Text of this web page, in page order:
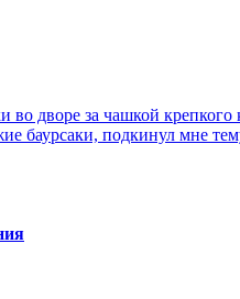
дворе за чашкой
баурсаки, подкинул мне